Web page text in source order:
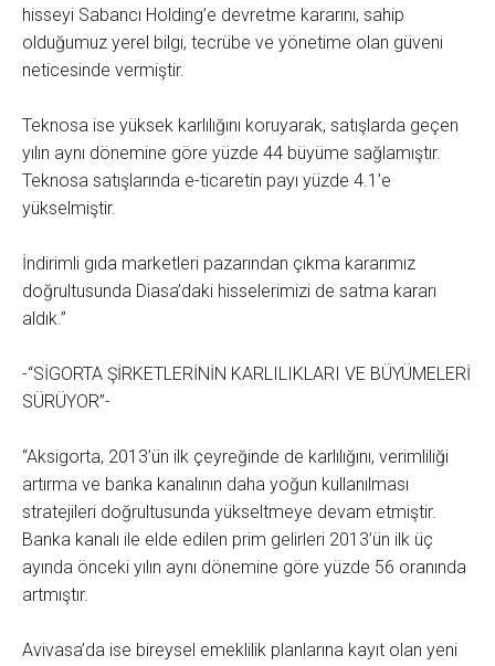
hisseyi Sabancı Holding’e devretme kararını, sahip
olduğumuz yerel bilgi, tecrübe ve yönetime olan güveni
neticesinde vermiştir.
Teknosa ise yüksek karlılığını koruyarak, satışlarda geçen
yılın aynı dönemine göre yüzde 44 büyüme sağlamıştır.
Teknosa satışlarında e-ticaretin payı yüzde 4.1’e
yükselmiştir.
İndirimli gıda marketleri pazarından çıkma kararımız
doğrultusunda Diasa’daki hisselerimizi de satma kararı
aldık.’’
-“SİGORTA ŞİRKETLERİNİN KARLILIKLARI VE BÜYÜMELERİ
SÜRÜYOR”-
“Aksigorta, 2013’ün ilk çeyreğinde de karlılığını, verimliliği
artırma ve banka kanalının daha yoğun kullanılması
stratejileri doğrultusunda yükseltmeye devam etmiştir.
Banka kanalı ile elde edilen prim gelirleri 2013’ün ilk üç
ayında önceki yılın aynı dönemine göre yüzde 56 oranında
artmıştır.
Avivasa’da ise bireysel emeklilik planlarına kayıt olan yeni